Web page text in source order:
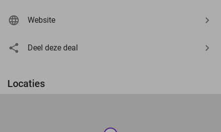
Website
Deel deze deal
Locaties